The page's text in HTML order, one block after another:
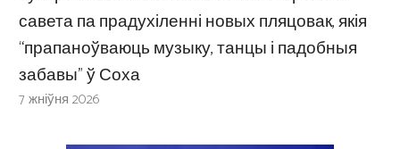
савета па прадухіленні новых пляцовак, якія
“прапаноўваюць музыку, танцы і падобныя
забавы” ў Соха
7 жніўня 2026